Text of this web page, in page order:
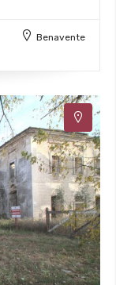
Benavente